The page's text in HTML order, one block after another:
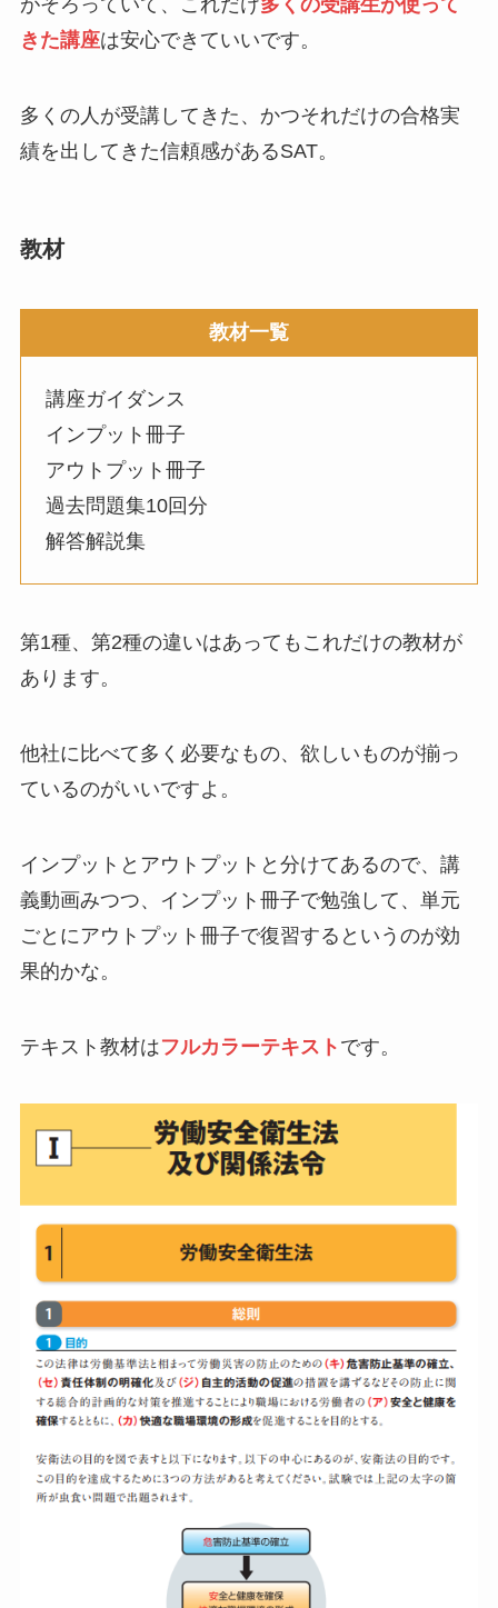
がそろっていて、これだけ多くの受講生が使って
きた講座は安心できていいです。
多くの人が受講してきた、かつそれだけの合格実
績を出してきた信頼感があるSAT。
教材
教材一覧
講座ガイダンス
インプット冊子
アウトプット冊子
過去問題集10回分
解答解説集
第1種、第2種の違いはあってもこれだけの教材が
あります。
他社に比べて多く必要なもの、欲しいものが揃っ
ているのがいいですよ。
インプットとアウトプットと分けてあるので、講
義動画みつつ、インプット冊子で勉強して、単元
ごとにアウトプット冊子で復習するというのが効
果的かな。
テキスト教材はフルカラーテキスト です。